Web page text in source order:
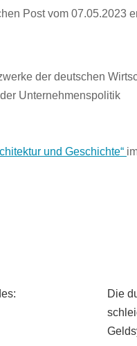
Post vom 07.05.2023
der deutschen
Unternehmenspolitik
und Geschichte“
Die